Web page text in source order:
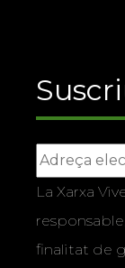
La Xarxa
finalitat de